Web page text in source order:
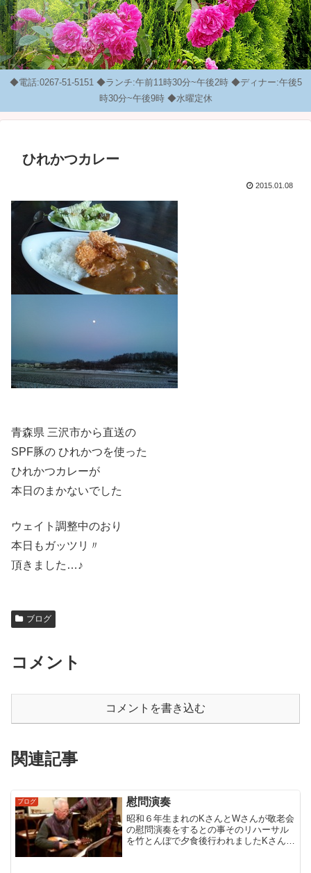
◆電話:0267-51-5151 ◆ランチ:午前11時30分~午後2時 ◆ディナー:午後5
時30分~午後9時 ◆水曜定休
ひれかつカレー
2015.01.08
青森県 三沢市から直送の
SPF豚の ひれかつを使った
ひれかつカレーが
本日のまかないでした
ウェイト調整中のおり
本日もガッツリ〃
頂きました…♪
ブログ
コメント
コメントを書き込む
関連記事
ブログ 慰問演奏
昭和６年生まれのKさんとWさんが敬老会
の慰問演奏をするとの事そのリハーサル
を竹とんぼで夕食後行われましたKさんは